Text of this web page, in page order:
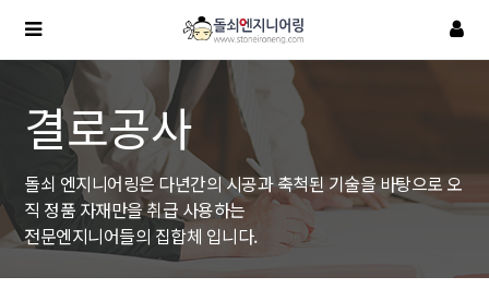
결로공사
돌쇠 엔지니어링은 다년간의 시공과 축척된 기술을 바탕으로 오
직 정품 자재만을 취급 사용하는
전문엔지니어들의 집합체 입니다.